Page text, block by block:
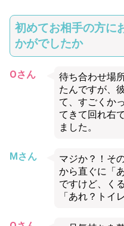
初めてお相手の方に
かがでしたか
Oさん
待ち合わせ場
たんですが、
て、すごくか
てきて回れ右
ました。
Mさん
マジか？！そ
から直ぐに「
ですけど、く
「あれ？トイ